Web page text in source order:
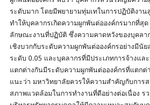
ระดับมาก โดยมีพยายามทุ่มเทในการปฏิบัติงา
ทำให้บุคลากรเกิดความผูกพันต่อองค์กรมากที่สุ
ลักษณะงานที่ปฏิบัติ ซึ่งความคาดหวังของบุคล
เชิงบวกกับระดับความผูกพันต่อองค์กรอย่างมีนั
ระดับ 0.05 และบุคลากรที่มีประเภทการจ้างแล
แตกต่างกันมีระดับความผูกพันต่อองค์กรที่แตกต่
แนะว่า มหาวิทยาลัยควรให้ความสำคัญกับการ
สภาพแวดล้อมในการทำงานที่ดีอย่างต่อเนื่อง